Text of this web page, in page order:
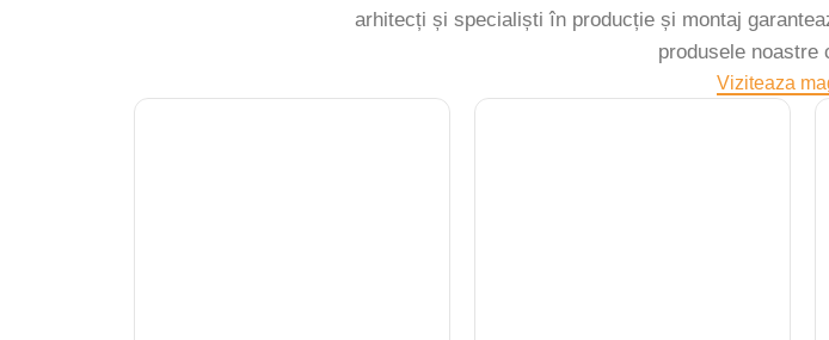
arhitecți și specialiști în producție și montaj
produsele noastre
Viziteaza